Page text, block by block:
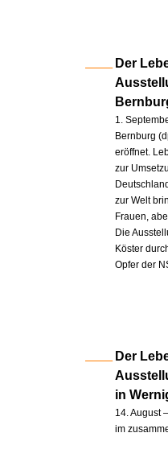
Der
1.
Bernburg
eröffnet.
zur
zur Welt
Frauen,
Die
Köster
Opfer der
Der
in
14. August
im